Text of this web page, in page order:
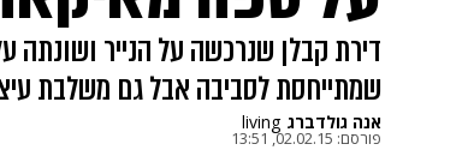
דירת קבלן שנרכשה על הנייר ושונתה
שמתייחסת לסביבה אבל גם משלבת
אנה גולדברג living
פורסם: 02.02.15, 13:51